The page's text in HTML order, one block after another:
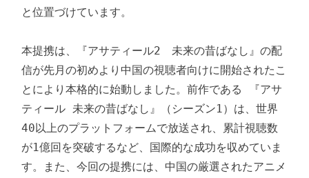
と位置づけています。
本提携は、『アサティール2　未来の昔ばなし』の配
信が先月の初めより中国の視聴者向けに開始されたこ
とにより本格的に始動しました。前作である 『アサ
ティール 未来の昔ばなし』（シーズン1）は、世界
40以上のプラットフォームで放送され、累計視聴数
が1億回を突破するなど、国際的な成功を収めていま
す。また、今回の提携には、中国の厳選されたアニメ